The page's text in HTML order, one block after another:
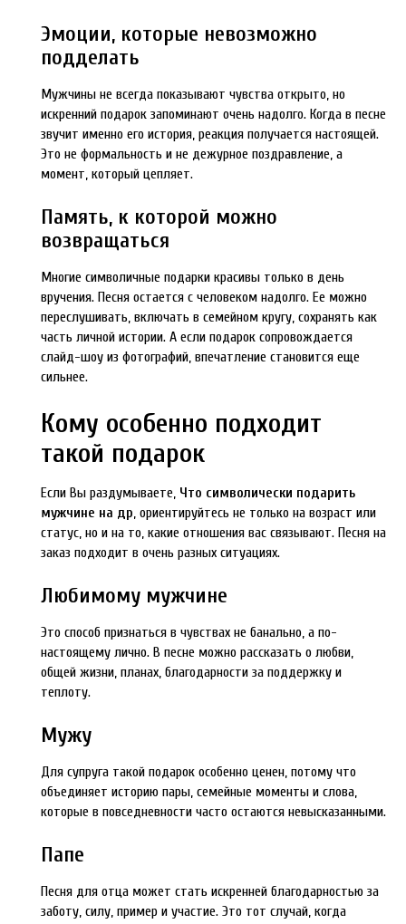
Эмоции, которые невозможно
подделать
Мужчины не всегда показывают чувства открыто, но
искренний подарок запоминают очень надолго. Когда в песне
звучит именно его история, реакция получается настоящей.
Это не формальность и не дежурное поздравление, а
момент, который цепляет.
Память, к которой можно
возвращаться
Многие символичные подарки красивы только в день
вручения. Песня остается с человеком надолго. Ее можно
переслушивать, включать в семейном кругу, сохранять как
часть личной истории. А если подарок сопровождается
слайд-шоу из фотографий, впечатление становится еще
сильнее.
Кому особенно подходит
такой подарок
Если Вы раздумываете, Что символически подарить
мужчине на др, ориентируйтесь не только на возраст или
статус, но и на то, какие отношения вас связывают. Песня на
заказ подходит в очень разных ситуациях.
Любимому мужчине
Это способ признаться в чувствах не банально, а по-
настоящему лично. В песне можно рассказать о любви,
общей жизни, планах, благодарности за поддержку и
теплоту.
Мужу
Для супруга такой подарок особенно ценен, потому что
объединяет историю пары, семейные моменты и слова,
которые в повседневности часто остаются невысказанными.
Папе
Песня для отца может стать искренней благодарностью за
заботу, силу, пример и участие. Это тот случай, когда